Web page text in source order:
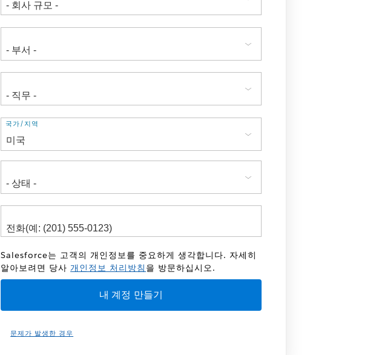
주
소
국가/지역
Salesforce는 고객의 개인정보를 중요하게 생각합니다. 자세히
알아보려면 당사개인정보 처리방침 을 방문하십시오.
문제가 발생한 경우